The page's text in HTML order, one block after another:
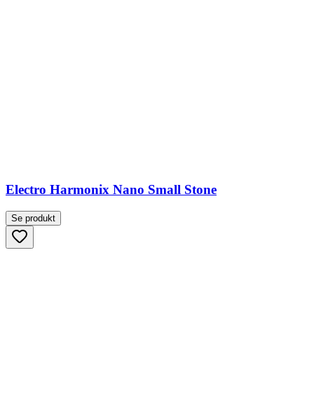
Electro Harmonix Nano Small Stone
Se produkt